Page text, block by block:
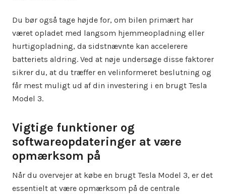
Du bør også tage højde for, om bilen primært har
været opladet med langsom hjemmeopladning eller
hurtigopladning, da sidstnævnte kan accelerere
batteriets aldring. Ved at nøje undersøge disse faktorer
sikrer du, at du træffer en velinformeret beslutning og
får mest muligt ud af din investering i en brugt Tesla
Model 3.
Vigtige funktioner og
softwareopdateringer at være
opmærksom på
Når du overvejer at købe en brugt Tesla Model 3, er det
essentielt at være opmærksom på de centrale